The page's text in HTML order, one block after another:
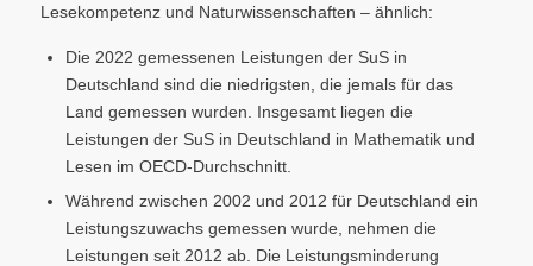
Lesekompetenz und Naturwissenschaften – ähnlich:
Die 2022 gemessenen Leistungen der SuS in
Deutschland sind die niedrigsten, die jemals für das
Land gemessen wurden. Insgesamt liegen die
Leistungen der SuS in Deutschland in Mathematik und
Lesen im OECD-Durchschnitt.
Während zwischen 2002 und 2012 für Deutschland ein
Leistungszuwachs gemessen wurde, nehmen die
Leistungen seit 2012 ab. Die Leistungsminderung